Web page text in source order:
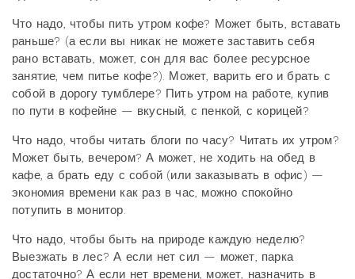
Что надо, чтобы пить утром кофе? Может быть, вставать
раньше? (а если вы никак не можете заставить себя
рано вставать, может, сон для вас более ресурсное
занятие, чем питье кофе?). Может, варить его и брать с
собой в дорогу тумблере? Пить утром на работе, купив
по пути в кофейне — вкусный, с пенкой, с корицей?
Что надо, чтобы читать блоги по часу? Читать их утром?
Может быть, вечером? А может, не ходить на обед в
кафе, а брать еду с собой (или заказывать в офис) —
экономия времени как раз в час, можно спокойно
потупить в монитор.
Что надо, чтобы быть на природе каждую неделю?
Выезжать в лес? А если нет сил — может, парка
достаточно? А если нет времени, может, назначить в